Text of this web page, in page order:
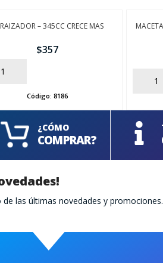
– 345CC CRECE MAS
$357
Código:8186
AÑADIR
¿CÓMO
COMPRAR?
las últimas novedades y promociones.